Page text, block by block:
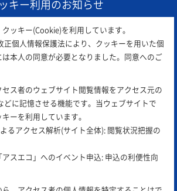
いて
キー利用のお知らせ
ッキー(Cookie)を利用しています。
正個人情報保護法により、クッキーを用いた個
本人の同意が必要となりました。同意へのご
ス者のウェブサイト閲覧情報をアクセス元の
どに記憶させる機能です。当ウェブサイトで
ーを利用しています。
るアクセス解析(サイト全体): 閲覧状況把握の
アスエコ」へのイベント申込: 申込の利便性向
ー プライバシーポリシー リンク集